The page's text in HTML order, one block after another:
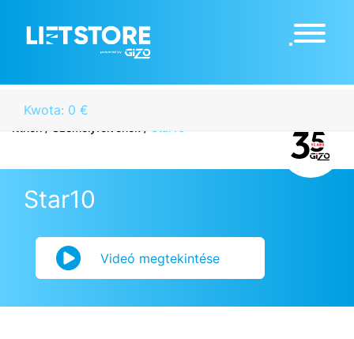
Kwota: 0 €
Star10
Videó megtekintése